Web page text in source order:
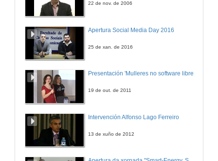
22 de nov. de 2006
Apertura Social Media Day 2016
25 de xan. de 2016
Presentación 'Mulleres no software libre'
19 de out. de 2011
Intervención Alfonso Lago Ferreiro
13 de xuño de 2012